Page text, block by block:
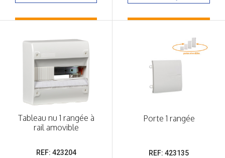
Tableau nu 1 rangée à
rail amovible
REF: 423204
Porte 1 rangée
REF: 423135